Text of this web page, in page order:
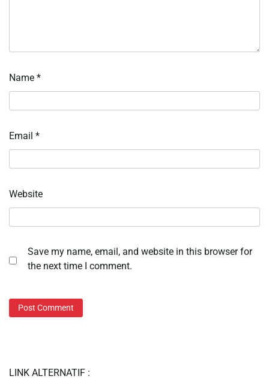
Name *
Email *
Website
Save my name, email, and website in this browser for
the next time I comment.
LINK ALTERNATIF :